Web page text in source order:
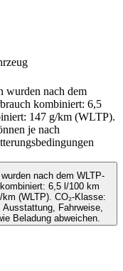
wurden nach dem
kombiniert: 6,5
147 g/km (WLTP).
je nach
nach dem WLTP-
6,5 l/100 km
(WLTP). CO₂-Klasse:
Fahrweise,
Beladung abweichen.